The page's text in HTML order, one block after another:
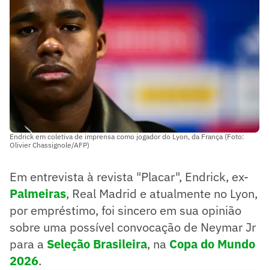
Endrick em coletiva de imprensa como jogador do Lyon, da França (Foto:
Olivier Chassignole/AFP)
Em entrevista à revista "Placar", Endrick, ex-
Palmeiras, Real Madrid e atualmente no Lyon,
por empréstimo, foi sincero em sua opinião
sobre uma possível convocação de Neymar Jr
para a Seleção Brasileira, na Copa do Mundo
2026.